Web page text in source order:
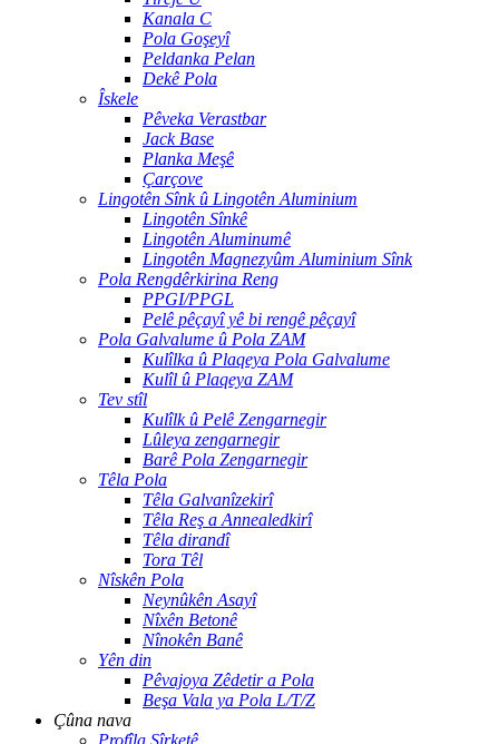
Kanala C
Pola Goşeyî
Peldanka Pelan
Dekê Pola
Îskele
Pêveka Verastbar
Jack Base
Planka Meşê
Çarçove
Lingotên Sînk û Lingotên Aluminium
Lingotên Sînkê
Lingotên Aluminumê
Lingotên Magnezyûm Aluminium Sînk
Pola Rengdêrkirina Reng
PPGI/PPGL
Pelê pêçayî yê bi rengê pêçayî
Pola Galvalume û Pola ZAM
Kulîlka û Plaqeya Pola Galvalume
Kulîl û Plaqeya ZAM
Tev stîl
Kulîlk û Pelê Zengarnegir
Lûleya zengarnegir
Barê Pola Zengarnegir
Têla Pola
Têla Galvanîzekirî
Têla Reş a Annealedkirî
Têla dirandî
Tora Têl
Nîskên Pola
Neynûkên Asayî
Nîxên Betonê
Nînokên Banê
Yên din
Pêvajoya Zêdetir a Pola
Beşa Vala ya Pola L/T/Z
Çûna nava
Profîla Şîrketê